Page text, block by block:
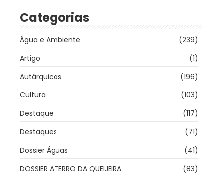
Categorias
Água e Ambiente
(239)
Artigo
(1)
Autárquicas
(196)
Cultura
(103)
Destaque
(117)
Destaques
(71)
Dossier Águas
(41)
DOSSIER ATERRO DA QUEIJEIRA
(83)